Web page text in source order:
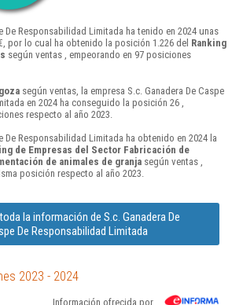
De Responsabilidad Limitada ha tenido en 2024 unas
por lo cual ha obtenido la posición 1.226 del Ranking
según ventas , empeorando en 97 posiciones
según ventas, la empresa S.c. Ganadera De Caspe
en 2024 ha conseguido la posición 26 ,
respecto al año 2023.
De Responsabilidad Limitada ha obtenido en 2024 la
de Empresas del Sector Fabricación de
de animales de granja según ventas ,
posición respecto al año 2023.
la información de S.c. Ganadera De
De Responsabilidad Limitada
2023 - 2024
Información ofrecida por